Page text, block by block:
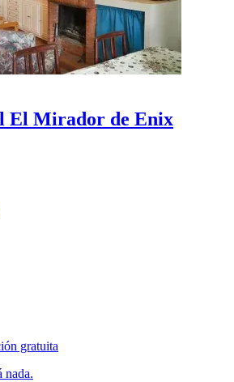
El Mirador de Enix
gratuita
nada.